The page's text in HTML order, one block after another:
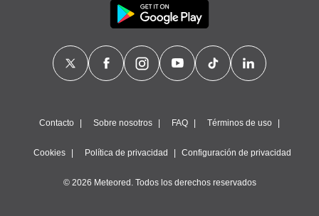
Contacto Sobre nosotros FAQ Términos de uso
Cookies Política de privacidad Configuración de privacidad
© 2026 Meteored. Todos los derechos reservados